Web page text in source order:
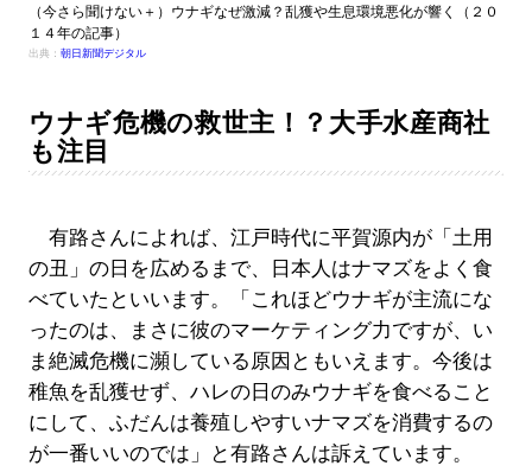
（今さら聞けない＋）ウナギなぜ激減？乱獲や生息環境悪化が響く（２０
１４年の記事）
出典： 朝日新聞デジタル
ウナギ危機の救世主！？大手水産商社
も注目
有路さんによれば、江戸時代に平賀源内が「土用
の丑」の日を広めるまで、日本人はナマズをよく食
べていたといいます。「これほどウナギが主流にな
ったのは、まさに彼のマーケティング力ですが、い
ま絶滅危機に瀕している原因ともいえます。今後は
稚魚を乱獲せず、ハレの日のみウナギを食べること
にして、ふだんは養殖しやすいナマズを消費するの
が一番いいのでは」と有路さんは訴えています。